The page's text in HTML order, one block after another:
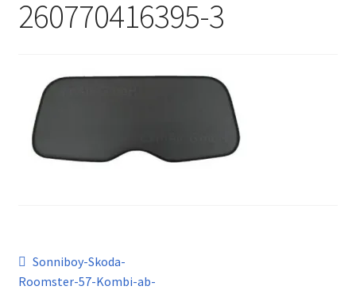
Kontakt
260770416395-3
Beitragsnavigation
Vorheriger
Beitrag:
Sonniboy-Skoda-
Roomster-57-Kombi-ab-